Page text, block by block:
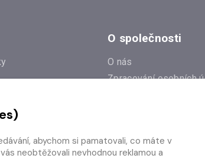
O společnosti
O nás
Zpracování osobních
abychom si pamatovali, co máte v
neobtěžovali nevhodnou reklamou a